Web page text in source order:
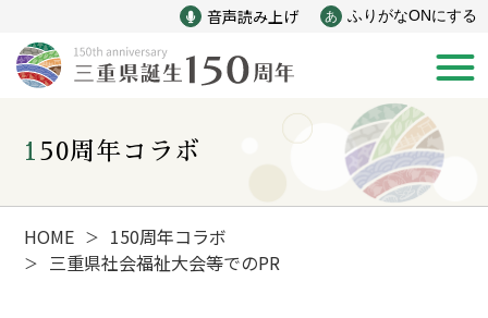
音声読み上げ あ ふりがなONにする
新着情報
みえ150年の歩み
150周年コラボ
HOME ＞ 150周年コラボ
＞ 三重県社会福祉大会等でのPR